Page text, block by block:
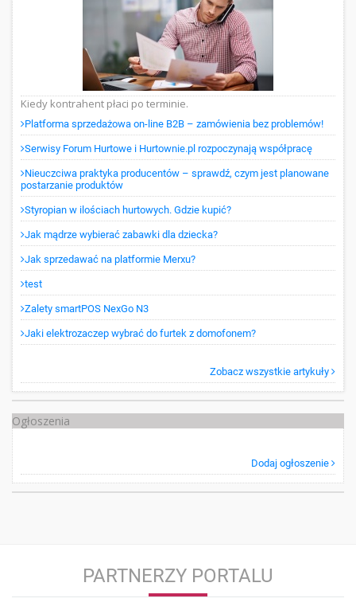
Kiedy kontrahent płaci po terminie.
Platforma sprzedażowa on-line B2B – zamówienia bez problemów!
Serwisy Forum Hurtowe i Hurtownie.pl rozpoczynają współpracę
Nieuczciwa praktyka producentów – sprawdź, czym jest planowane
postarzanie produktów
Styropian w ilościach hurtowych. Gdzie kupić?
Jak mądrze wybierać zabawki dla dziecka?
Jak sprzedawać na platformie Merxu?
test
Zalety smartPOS NexGo N3
Jaki elektrozaczep wybrać do furtek z domofonem?
Zobacz wszystkie artykuły
Ogłoszenia
Dodaj ogłoszenie
PARTNERZY PORTALU